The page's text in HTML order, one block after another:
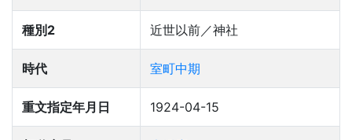
種別2 近世以前／神社
時代 室町中期
重文指定年月日 1924-04-15